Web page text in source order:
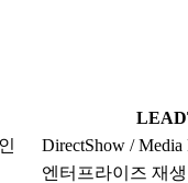
DirectShow / Media
엔터프라이즈 재